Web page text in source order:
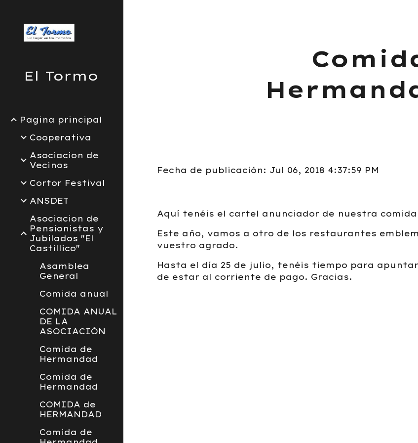
El Tormo
Pagina principal
Cooperativa
Asociacion de
Vecinos
Cortor Festival
ANSDET
Asociacion de
Pensionistas y
Jubilados "El
Castillico"
Asamblea
General
Comida anual
COMIDA ANUAL
DE LA
ASOCIACIÓN
Comida de
Hermandad
Comida de
Hermandad
COMIDA de
HERMANDAD
Comida de
Fecha de publicación: Jul 06, 2018 4:37:59 PM
Aquí tenéis el cartel anunciador de nuestra
Este año, vamos a otro de los restaurantes
vuestro agrado.
Hasta el día 25 de julio, tenéis tiempo para
de estar al corriente de pago. Gracias.